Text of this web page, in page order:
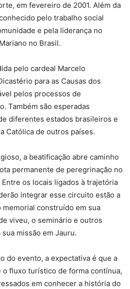
em fevereiro de 2001. Além da
pelo trabalho social
e pela liderança no
no Brasil.
pelo cardeal Marcelo
para as Causas dos
pelos processos de
Também são esperadas
diferentes estados brasileiros e
Católica de outros países.
a beatificação abre caminho
permanente de peregrinação no
os locais ligados à trajetória
integrar esse circuito estão a
construído em sua
viveu, o seminário e outros
missão em Jauru.
do evento, a expectativa é que a
fluxo turístico de forma contínua,
em conhecer a história do